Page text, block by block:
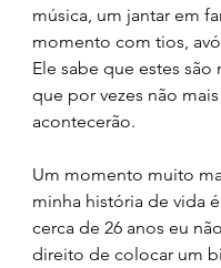
música, um jantar em
momento com tios,
Ele sabe que estes são
que por vezes não mais
acontecerão.
Um momento muito
minha história de vida
cerca de 26 anos eu
direito de colocar um